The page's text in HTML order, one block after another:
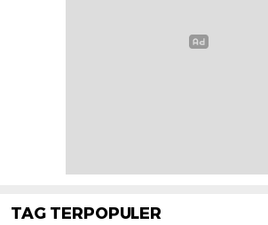
TAG TERPOPULER